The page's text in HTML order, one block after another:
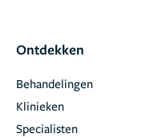
Ontdekken
Behandelingen
Klinieken
Specialisten